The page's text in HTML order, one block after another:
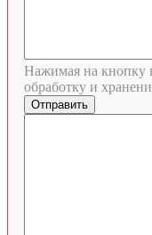
Нажимая на кнопку
обработку и